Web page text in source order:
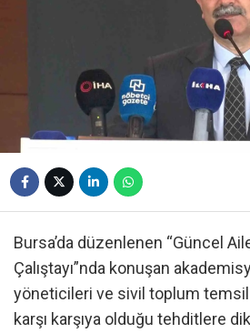
Bursa’da düzenlenen “Güncel
Çalıştayı”nda konuşan
yöneticileri ve sivil toplum
karşı karşıya olduğu tehditlere